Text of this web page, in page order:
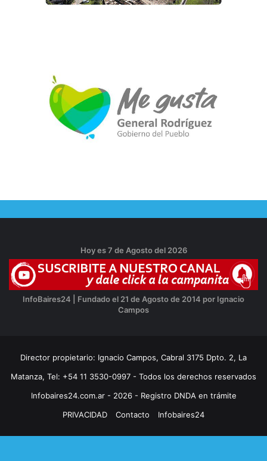
Hoy es 7 de Agosto del 2026
InfoBaires24 | Fundado el 21 de Agosto de 2014 por Ignacio
Campos
Director propietario: Ignacio Campos, Cabral 3175 Dpto. 2, La
Matanza, Tel: +54 11 3530-0997 - Todos los derechos reservados
Infobaires24.com.ar - 2026 - Registro DNDA en trámite
PRIVACIDAD
Contacto Infobaires24